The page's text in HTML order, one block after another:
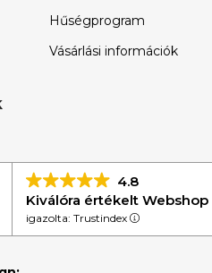
Hűségprogram
Vásárlási információk
4.8
Kiválóra értékelt Webshop
igazolta: Trustindex